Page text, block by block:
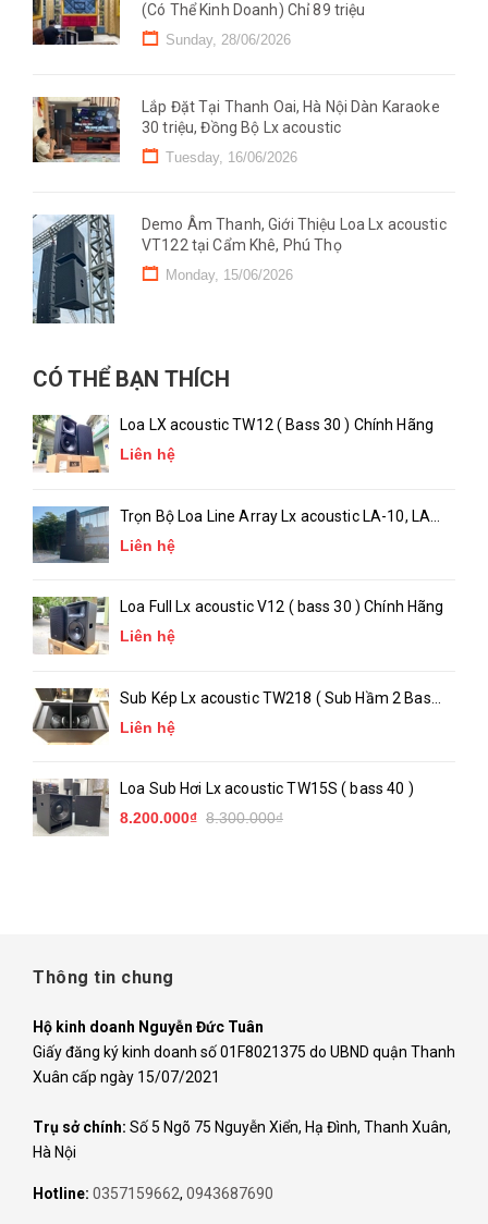
(Có Thể Kinh Doanh) Chỉ 89 triệu
Sunday, 28/06/2026
Lắp Đặt Tại Thanh Oai, Hà Nội Dàn Karaoke
30 triệu, Đồng Bộ Lx acoustic
Tuesday, 16/06/2026
Demo Âm Thanh, Giới Thiệu Loa Lx acoustic
VT122 tại Cẩm Khê, Phú Thọ
Monday, 15/06/2026
CÓ THỂ BẠN THÍCH
Loa LX acoustic TW12 ( Bass 30 ) Chính Hãng
Liên hệ
Trọn Bộ Loa Line Array Lx acoustic LA-10, LA-
18 ( chính hãng )
Liên hệ
Loa Full Lx acoustic V12 ( bass 30 ) Chính Hãng
Liên hệ
Sub Kép Lx acoustic TW218 ( Sub Hầm 2 Bass
50 )_ Chính Hãng
Liên hệ
Loa Sub Hơi Lx acoustic TW15S ( bass 40 )
8.200.000₫ 8.300.000₫
Thông tin chung
Hộ kinh doanh Nguyễn Đức Tuân
Giấy đăng ký kinh doanh số 01F8021375 do UBND quận Thanh
Xuân cấp ngày 15/07/2021
Trụ sở chính: Số 5 Ngõ 75 Nguyễn Xiển, Hạ Đình, Thanh Xuân,
Hà Nội
Hotline: 0357159662, 0943687690